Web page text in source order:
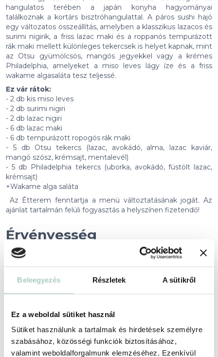
Beleegyezés Részletek A sütikről
Ez a weboldal sütiket használ
Sütiket használunk a tartalmak és hirdetések személyre
szabásához, közösségi funkciók biztosításához,
valamint weboldalforgalmunk elemzéséhez. Ezenkívül
hangulatos terében a japán konyha hagyományai
találkoznak a kortárs bisztróhangulattal. A páros sushi hajó
egy változatos összeállítás, amelyben a klasszikus lazacos és
surimi nigirik, a friss lazac maki és a roppanós tempurázott
rák maki mellett különleges tekercsek is helyet kapnak, mint
az Otsu gyümölcsös, mangós jegyekkel vagy a krémes
Philadelphia, amelyeket a miso leves lágy íze és a friss
wakame algasaláta tesz teljessé.
Ez vár rátok:
- 2 db kis miso leves
- 2 db surimi nigiri
- 2 db lazac nigiri
- 6 db lazac maki
- 6 db tempurázott ropogós rák maki
- 5 db Otsu tekercs (lazac, avokádó, alma, lazac kaviár,
mangó szósz, krémsajt, mentalevél)
- 5 db Philadelphia tekercs (uborka, avokádó, füstölt lazac,
krémsajt)
+Wakame alga saláta
Az Étterem fenntartja a menü változtatásának jogát. Az
ajánlat tartalmán felüli fogyasztás a helyszínen fizetendő!
Érvényesség
2027-02-06 -ig
Foglalási feltételek
Partnerünkről